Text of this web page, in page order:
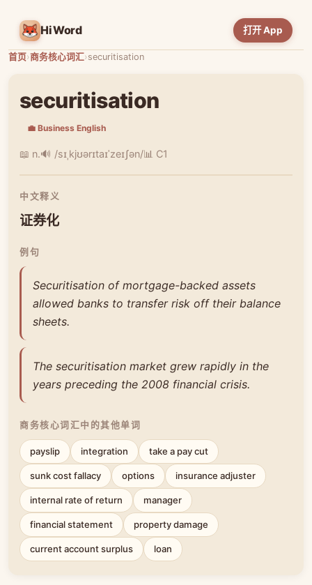
HiWord 打开 App
首页›商务核心词汇›securitisation
securitisation
💼 Business English
📖 n.🔊 /sɪˌkjʊərɪtaɪˈzeɪʃən/📊 C1
中文释义
证券化
例句
Securitisation of mortgage-backed assets
allowed banks to transfer risk off their balance
sheets.
The securitisation market grew rapidly in the
years preceding the 2008 financial crisis.
商务核心词汇中的其他单词
payslip integration take a pay cut
sunk cost fallacy options insurance adjuster
internal rate of return manager
financial statement property damage
current account surplus loan